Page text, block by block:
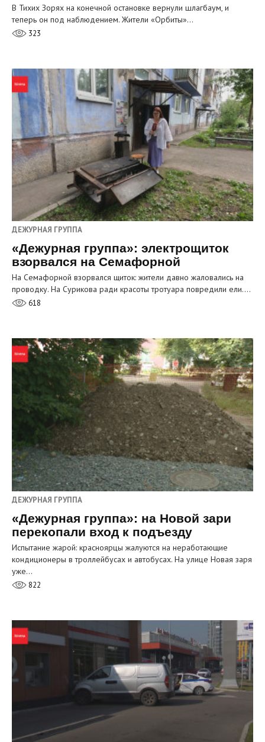
В Тихих Зорях на конечной остановке вернули шлагбаум, и
теперь он под наблюдением. Жители «Орбиты»…
323
ДЕЖУРНАЯ ГРУППА
«Дежурная группа»: электрощиток
взорвался на Семафорной
На Семафорной взорвался щиток: жители давно жаловались на
проводку. На Сурикова ради красоты тротуара повредили ели.…
618
ДЕЖУРНАЯ ГРУППА
«Дежурная группа»: на Новой зари
перекопали вход к подъезду
Испытание жарой: красноярцы жалуются на неработающие
кондиционеры в троллейбусах и автобусах. На улице Новая заря
уже…
822